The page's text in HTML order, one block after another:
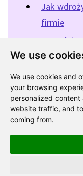
We use
We use cookies and
your browsing
personalized
website traffic, and
coming from.
Jak
firmie
Korzyści
« Powrót do